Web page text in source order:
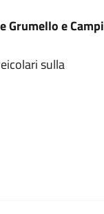
e Campi
sulla